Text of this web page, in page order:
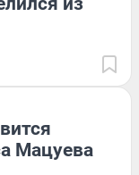
Мацуева